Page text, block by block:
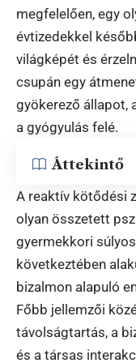
megfelelően, egy
évtizedekkel
világképét és
csupán egy
gyökerező állapot,
a gyógyulás felé.
Áttekintő
A reaktív kötődési
olyan összetett
gyermekkori
következtében
bizalmon alapuló
Főbb jellemzői
távolságtartás, a
és a társas